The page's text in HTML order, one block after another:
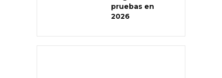
pruebas en
2026